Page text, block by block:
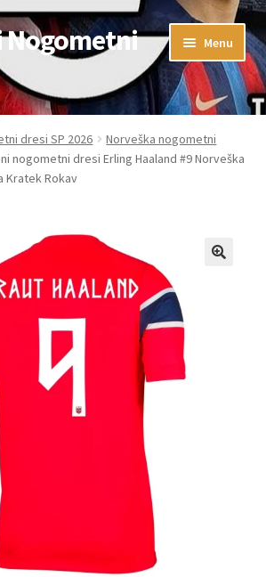
Menu
dresi SP 2026
Norveška nogometni
nogometni dresi Erling Haaland #9 Norveška
Kratek Rokav